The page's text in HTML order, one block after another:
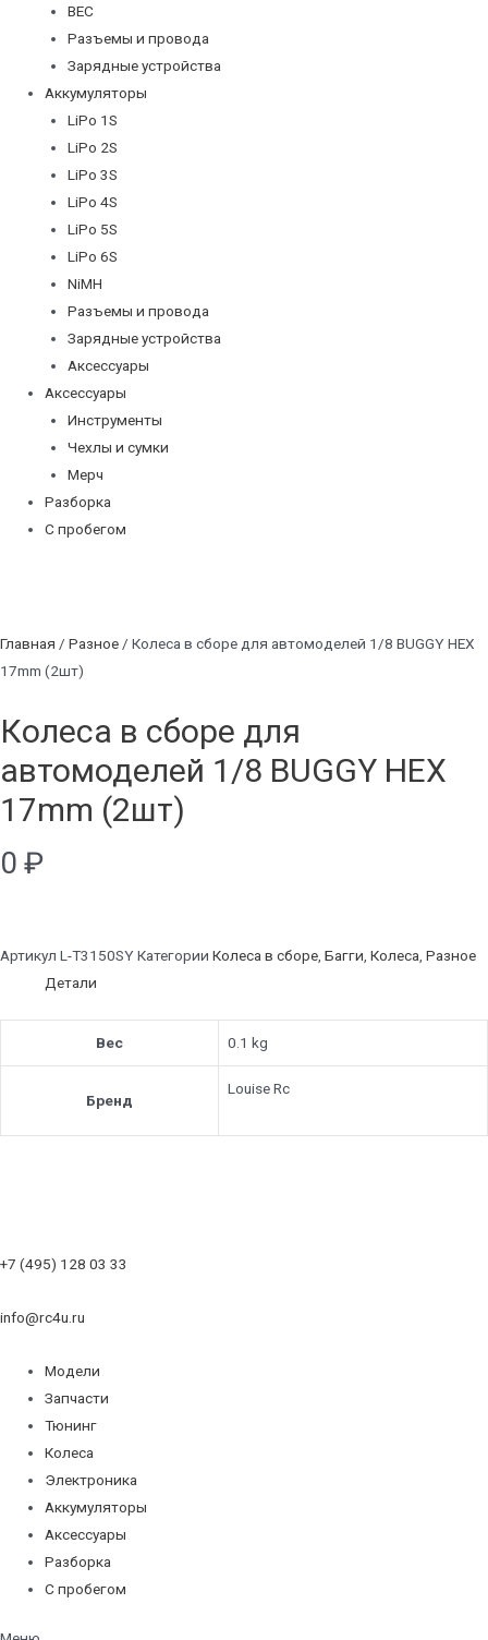
BEC
Разъемы и провода
Зарядные устройства
Аккумуляторы
LiPo 1S
LiPo 2S
LiPo 3S
LiPo 4S
LiPo 5S
LiPo 6S
NiMH
Разъемы и провода
Зарядные устройства
Аксессуары
Аксессуары
Инструменты
Чехлы и сумки
Мерч
Разборка
С пробегом
Главная / Разное / Колеса в сборе для автомоделей 1/8 BUGGY HEX
17mm (2шт)
Колеса в сборе для
автомоделей 1/8 BUGGY HEX
17mm (2шт)
0 ₽
Артикул L-T3150SY Категории Колеса в сборе, Багги, Колеса, Разное
Детали
Вес 0.1 kg
Бренд
Louise Rc
+7 (495) 128 03 33
info@rc4u.ru
Модели
Запчасти
Тюнинг
Колеса
Электроника
Аккумуляторы
Аксессуары
Разборка
С пробегом